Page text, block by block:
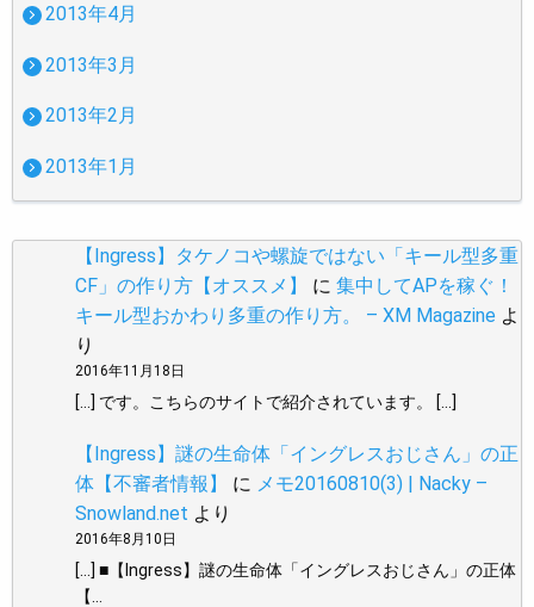
2013年4月
2013年3月
2013年2月
2013年1月
【Ingress】タケノコや螺旋ではない「キール型多重
CF」の作り方【オススメ】
に 集中してAPを稼ぐ！
キール型おかわり多重の作り方。 – XM Magazine よ
り
2016年11月18日
[…] です。こちらのサイトで紹介されています。 […]
【Ingress】謎の生命体「イングレスおじさん」の正
体【不審者情報】
に メモ20160810(3) | Nacky –
Snowland.net より
2016年8月10日
[…] ■【Ingress】謎の生命体「イングレスおじさん」の正体
【…